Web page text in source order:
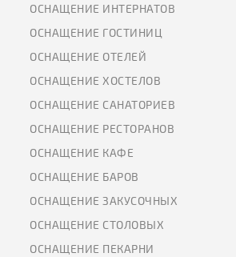
ОСНАЩЕНИЕ ИНТЕРНАТОВ
ОСНАЩЕНИЕ ГОСТИНИЦ
ОСНАЩЕНИЕ ОТЕЛЕЙ
ОСНАЩЕНИЕ ХОСТЕЛОВ
ОСНАЩЕНИЕ САНАТОРИЕВ
ОСНАЩЕНИЕ РЕСТОРАНОВ
ОСНАЩЕНИЕ КАФЕ
ОСНАЩЕНИЕ БАРОВ
ОСНАЩЕНИЕ ЗАКУСОЧНЫХ
ОСНАЩЕНИЕ СТОЛОВЫХ
ОСНАЩЕНИЕ ПЕКАРНИ